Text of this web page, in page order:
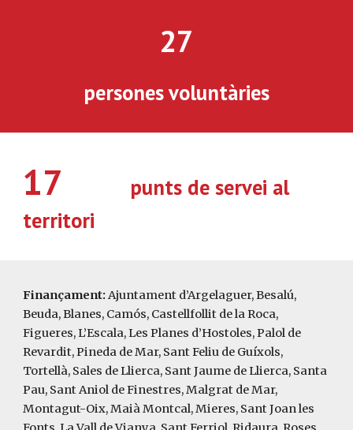
27
persones voluntàries
17
punts de servei al
territori
Finançament:Ajuntament d’Argelaguer, Besalú,
Beuda, Blanes, Camós, Castellfollit de la Roca,
Figueres, L’Escala, Les Planes d’Hostoles, Palol de
Revardit, Pineda de Mar, Sant Feliu de Guíxols,
Tortellà, Sales de Llierca, Sant Jaume de Llierca, Santa
Pau, Sant Aniol de Finestres, Malgrat de Mar,
Montagut-Oix, Maià Montcal, Mieres, Sant Joan les